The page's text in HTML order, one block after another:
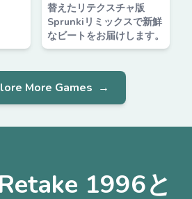
替えたリテクスチャ版
Sprunkiリミックスで新鮮
なビートをお届けします。
More Games →
1996と